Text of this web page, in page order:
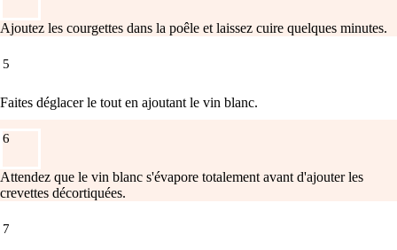
Ajoutez les courgettes dans la poêle et laissez cuire quelques minutes.
5
Faites déglacer le tout en ajoutant le vin blanc.
6
Attendez que le vin blanc s'évapore totalement avant d'ajouter les
crevettes décortiquées.
7